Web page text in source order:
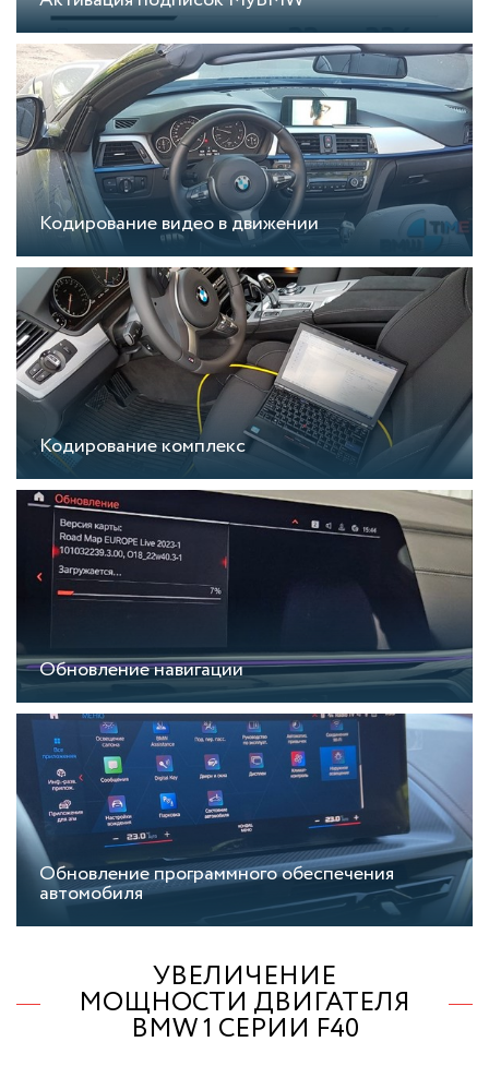
Кодирование видео в движении
Кодирование комплекс
Обновление навигации
Обновление программного обеспечения
автомобиля
УВЕЛИЧЕНИЕ
МОЩНОСТИ ДВИГАТЕЛЯ
BMW 1 СЕРИИ F40